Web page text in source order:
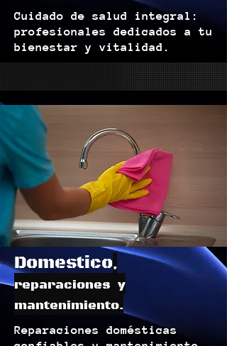
Cuidado de salud integral:
profesionales dedicados a tu
bienestar y vitalidad.
Domestico,
reparaciones y
mantenimiento.
Reparaciones domésticas